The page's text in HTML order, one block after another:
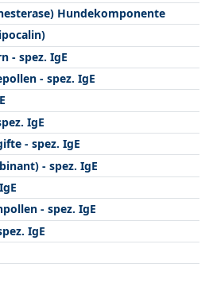
Hundekomponente
- spez. IgE
- spez. IgE
IgE
- spez. IgE
- spez. IgE
- spez. IgE
IgE